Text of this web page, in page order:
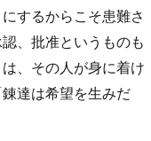
するからこそ患難さ
、批准というものも
、その人が身に着け
達は希望を生みだ